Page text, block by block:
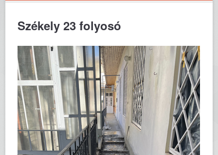
Székely 23 folyosó